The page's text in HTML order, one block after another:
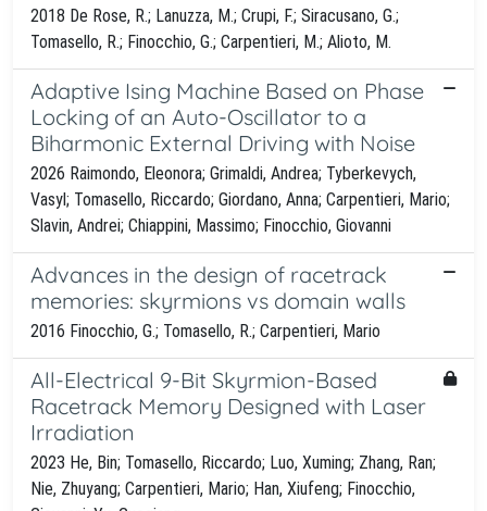
2018 De Rose, R.; Lanuzza, M.; Crupi, F.; Siracusano, G.;
Tomasello, R.; Finocchio, G.; Carpentieri, M.; Alioto, M.
Adaptive Ising Machine Based on Phase
Locking of an Auto-Oscillator to a
Biharmonic External Driving with Noise
2026 Raimondo, Eleonora; Grimaldi, Andrea; Tyberkevych,
Vasyl; Tomasello, Riccardo; Giordano, Anna; Carpentieri, Mario;
Slavin, Andrei; Chiappini, Massimo; Finocchio, Giovanni
Advances in the design of racetrack
memories: skyrmions vs domain walls
2016 Finocchio, G.; Tomasello, R.; Carpentieri, Mario
All-Electrical 9-Bit Skyrmion-Based
Racetrack Memory Designed with Laser
Irradiation
2023 He, Bin; Tomasello, Riccardo; Luo, Xuming; Zhang, Ran;
Nie, Zhuyang; Carpentieri, Mario; Han, Xiufeng; Finocchio,